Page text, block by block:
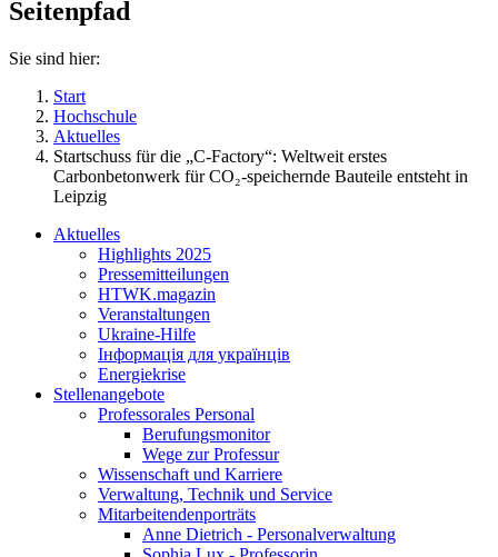
Seitenpfad
Sie sind hier:
Start
Hochschule
Aktuelles
Startschuss für die „C-Factory“: Weltweit erstes
Carbonbetonwerk für CO₂-speichernde Bauteile entsteht in
Leipzig
Aktuelles
Highlights 2025
Pressemitteilungen
HTWK.magazin
Veranstaltungen
Ukraine-Hilfe
Інформація для українців
Energiekrise
Stellenangebote
Professorales Personal
Berufungsmonitor
Wege zur Professur
Wissenschaft und Karriere
Verwaltung, Technik und Service
Mitarbeitendenporträts
Anne Dietrich - Personalverwaltung